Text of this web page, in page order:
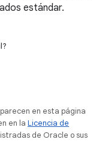
estándar.
en esta página
en la Licencia de
de Oracle o sus